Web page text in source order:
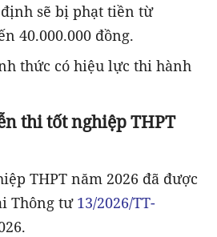
sẽ bị phạt tiền từ
40.000.000 đồng.
thức có hiệu lực thi hành
thi tốt nghiệp THPT
THPT năm 2026 đã được
Thông tư 13/2026/TT-